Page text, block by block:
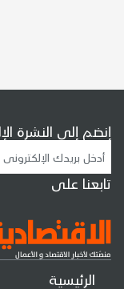
الرئيسية
إنضم إلى النشرة
تابعنا على